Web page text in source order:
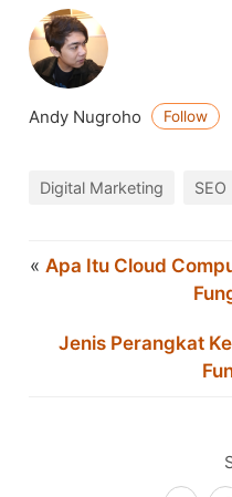
Andy Nugroho Follow
Digital Marketing SEO
« Apa Itu Cloud
Jenis Perangkat